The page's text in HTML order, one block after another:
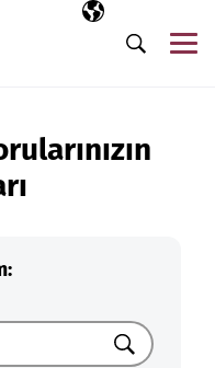
Seçili dil
TR
Arama
Ara